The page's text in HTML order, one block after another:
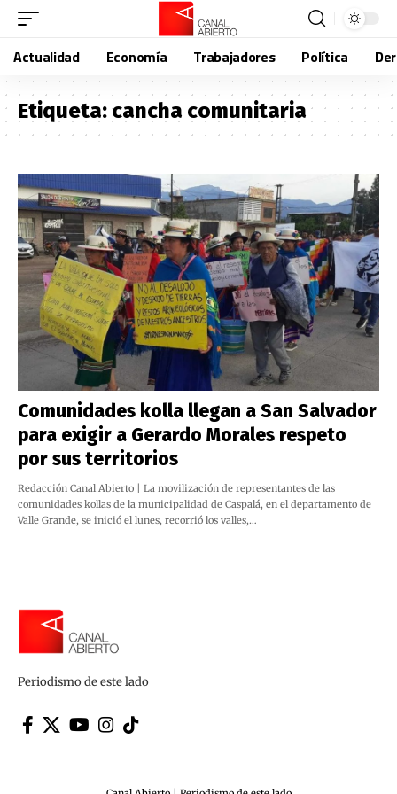
Actualidad Economía Trabajadores Política
Etiqueta:cancha comunitaria
Comunidades kolla llegan a San Salvador
para exigir a Gerardo Morales respeto
por sus territorios
Redacción Canal Abierto | La movilización de representantes de las
comunidades kollas de la municipalidad de Caspalá, en el departamento de
Valle Grande, se inició el lunes, recorrió los valles,…
Periodismo de este lado